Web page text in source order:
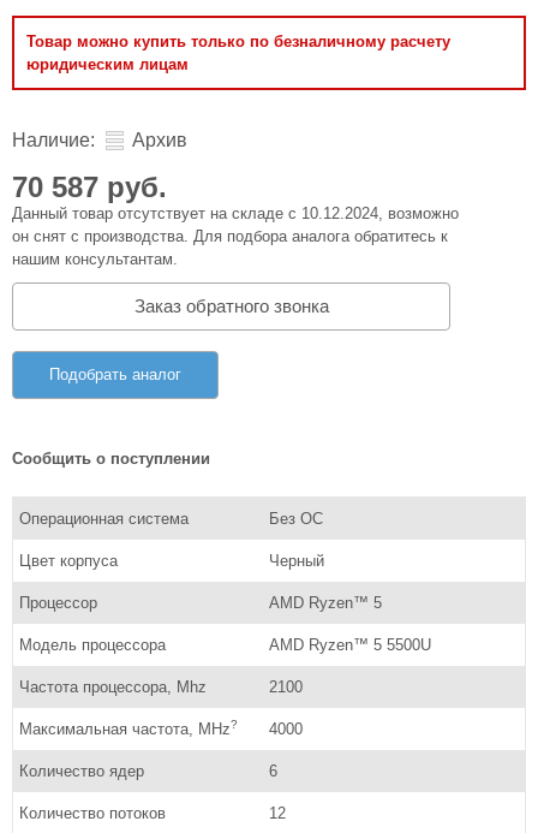
Товар можно купить только по безналичному расчету
юридическим лицам
Наличие: Архив
70 587 руб.
Данный товар отсутствует на складе с 10.12.2024, возможно
он снят с производства. Для подбора аналога обратитесь к
нашим консультантам.
Заказ обратного звонка
Подобрать аналог
Сообщить о поступлении
Операционная система Без ОС
Цвет корпуса Черный
Процессор AMD Ryzen™ 5
Модель процессора AMD Ryzen™ 5 5500U
Частота процессора, Mhz 2100
Максимальная частота, MHz? 4000
Количество ядер 6
Количество потоков 12